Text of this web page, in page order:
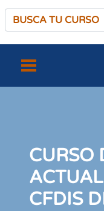
CURSO
CFDIS